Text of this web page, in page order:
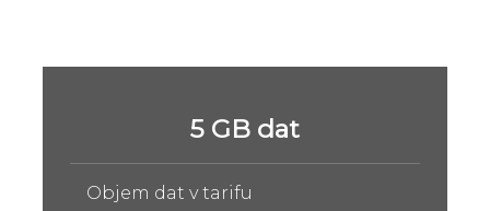
5 GB dat
Objem dat v tarifu